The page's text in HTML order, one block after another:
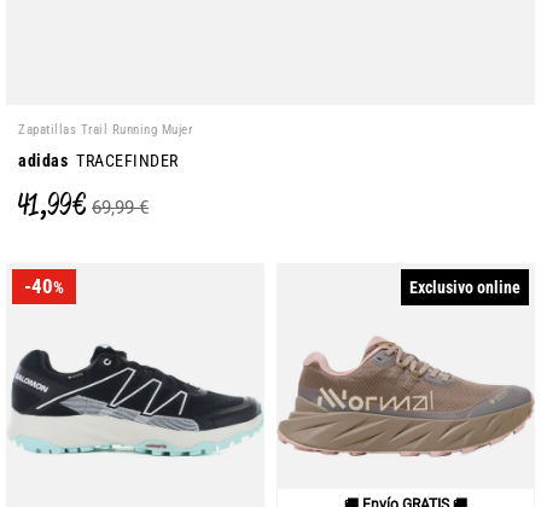
Zapatillas Trail Running Mujer
adidas TRACEFINDER
41,99 € 69,99 €
-40% Exclusivo online